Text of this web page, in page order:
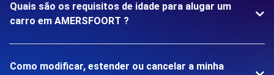
Quais são os requisitos de idade para alugar um
carro em AMERSFOORT ?
Como modificar, estender ou cancelar a minha